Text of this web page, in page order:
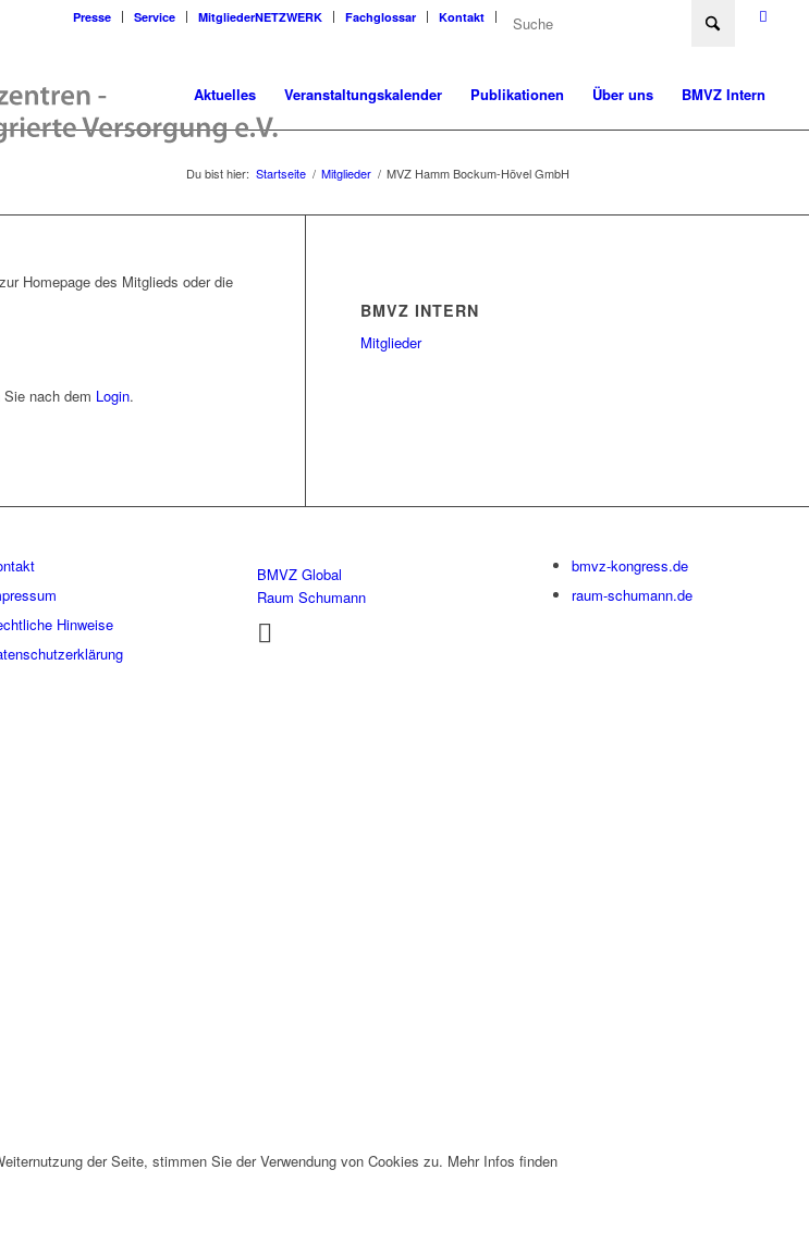
Presse Service MitgliederNETZWERK Fachglossar Kontakt
Aktuelles Veranstaltungskalender Publikationen Über uns BMVZ Intern
Du bist hier: Startseite / Mitglieder / MVZ Hamm Bockum-Hövel GmbH
Homepage des Mitglieds oder die
nach dem Login.
BMVZ INTERN
Mitglieder
Hinweise
BMVZ Global
Raum Schumann
bmvz-kongress.de
raum-schumann.de
der Seite, stimmen Sie der Verwendung von Cookies zu. Mehr Infos finden